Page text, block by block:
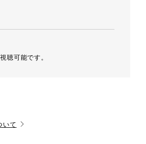
聴可能です。
いて